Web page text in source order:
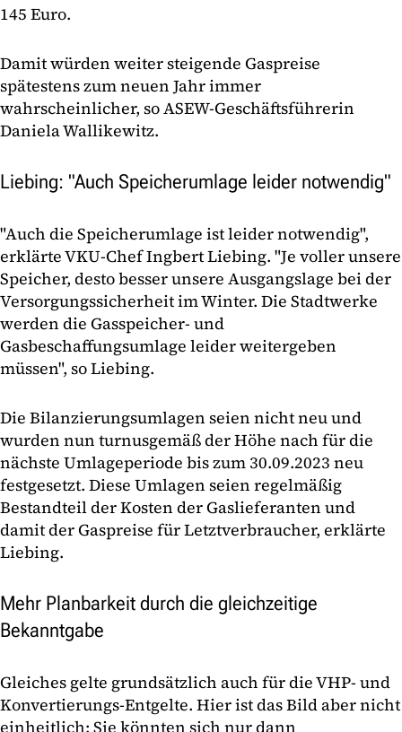
145 Euro.
Damit würden weiter steigende Gaspreise
spätestens zum neuen Jahr immer
wahrscheinlicher, so ASEW-Geschäftsführerin
Daniela Wallikewitz.
Liebing: "Auch Speicherumlage leider notwendig"
"Auch die Speicherumlage ist leider notwendig",
erklärte VKU-Chef Ingbert Liebing. "Je voller unsere
Speicher, desto besser unsere Ausgangslage bei der
Versorgungssicherheit im Winter. Die Stadtwerke
werden die Gasspeicher- und
Gasbeschaffungsumlage leider weitergeben
müssen", so Liebing.
Die Bilanzierungsumlagen seien nicht neu und
wurden nun turnusgemäß der Höhe nach für die
nächste Umlageperiode bis zum 30.09.2023 neu
festgesetzt. Diese Umlagen seien regelmäßig
Bestandteil der Kosten der Gaslieferanten und
damit der Gaspreise für Letztverbraucher, erklärte
Liebing.
Mehr Planbarkeit durch die gleichzeitige
Bekanntgabe
Gleiches gelte grundsätzlich auch für die VHP- und
Konvertierungs-Entgelte. Hier ist das Bild aber nicht
einheitlich: Sie könnten sich nur dann